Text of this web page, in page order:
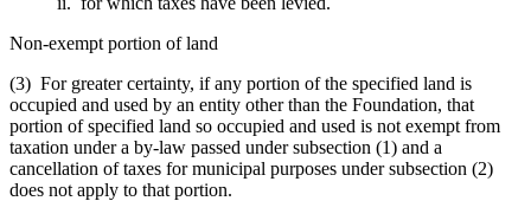
Non-exempt portion of land
(3) For greater certainty, if any portion of the specified land is
occupied and used by an entity other than the Foundation, that
portion of specified land so occupied and used is not exempt from
taxation under a by-law passed under subsection (1) and a
cancellation of taxes for municipal purposes under subsection (2)
does not apply to that portion.